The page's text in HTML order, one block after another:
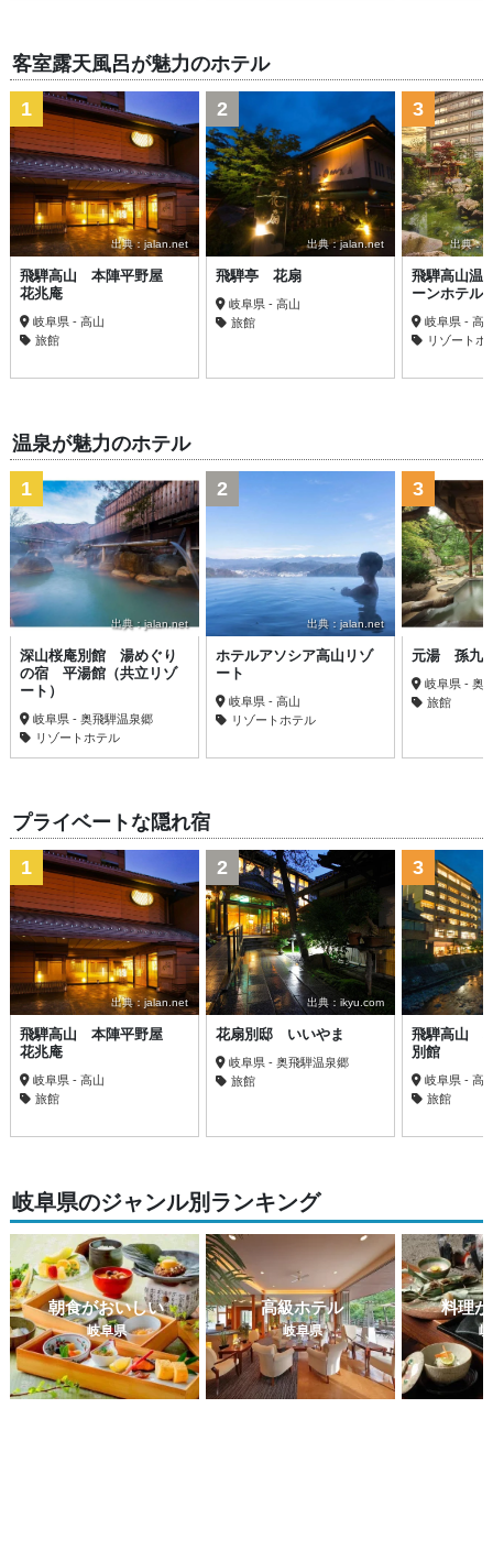
客室露天風呂が魅力のホテル
出典：jalan.net
1
飛騨高山 本陣平野屋
花兆庵
岐阜県 - 高山
旅館
出典：jalan.net
2
飛騨亭 花扇
岐阜県 - 高山
旅館
出典：
3
飛騨高山温
ーンホテル
岐阜県 - 高
リゾートホ
温泉が魅力のホテル
出典：jalan.net
1
深山桜庵別館 湯めぐり
の宿 平湯館（共立リゾ
ート）
岐阜県 - 奥飛騨温泉郷
リゾートホテル
出典：jalan.net
2
ホテルアソシア高山リゾ
ート
岐阜県 - 高山
リゾートホテル
3
元湯 孫九
岐阜県 - 奥
旅館
プライベートな隠れ宿
出典：jalan.net
1
飛騨高山 本陣平野屋
花兆庵
岐阜県 - 高山
旅館
出典：ikyu.com
2
花扇別邸 いいやま
岐阜県 - 奥飛騨温泉郷
旅館
3
飛騨高山
別館
岐阜県 - 高
旅館
岐阜県のジャンル別ランキング
朝食がおいしい
岐阜県
高級ホテル
岐阜県
料理